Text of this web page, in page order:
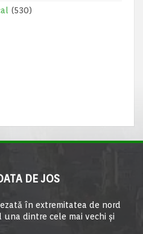
(530)
DE JOS
în extremitatea de nord
dintre cele mai vechi şi